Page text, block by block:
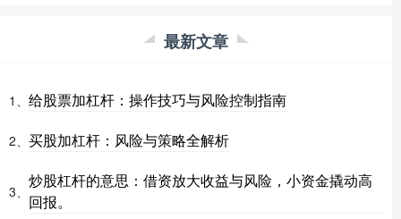
最新文章
1、 给股票加杠杆：操作技巧与风险控制指南
2、 买股加杠杆：风险与策略全解析
3、
炒股杠杆的意思：借资放大收益与风险，小资金撬动高
回报。